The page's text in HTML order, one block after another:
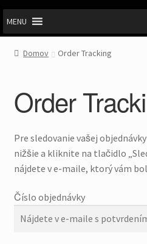
MENU
Domov Order Tracking
Order
Pre sledovanie vašej
nižšie a kliknite na tlačidlo
nájdete v e-maile, ktorý vám
Číslo objednávky